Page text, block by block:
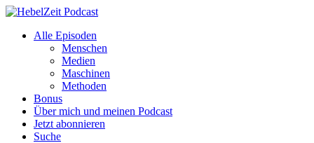
Alle Episoden
Menschen
Medien
Maschinen
Methoden
Bonus
Über mich und meinen Podcast
Jetzt abonnieren
Suche